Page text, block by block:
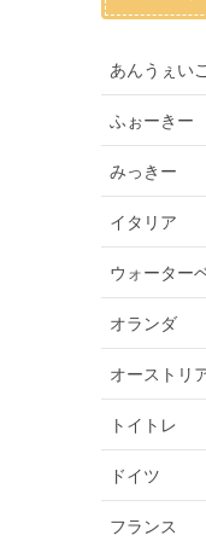
あんうぇい
ふぉーきー
みっきー
イタリア
ウォーター
オランダ
オーストリ
トイトレ
ドイツ
フランス